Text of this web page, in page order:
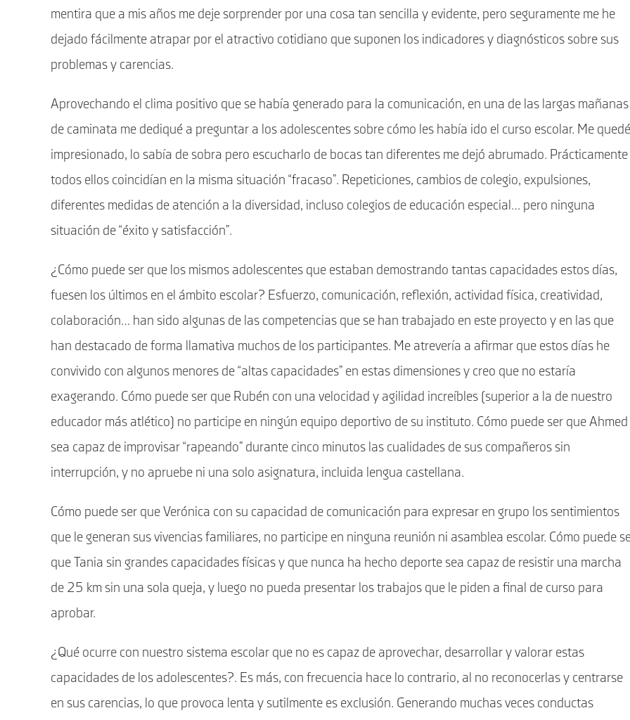
mentira que a mis años me deje sorprender por una cosa tan sencilla y evidente, pero seguramente me he
dejado fácilmente atrapar por el atractivo cotidiano que suponen los indicadores y diagnósticos sobre sus
problemas y carencias.
Aprovechando el clima positivo que se había generado para la comunicación, en una de las largas mañanas
de caminata me dediqué a preguntar a los adolescentes sobre cómo les había ido el curso escolar. Me quedé
impresionado, lo sabía de sobra pero escucharlo de bocas tan diferentes me dejó abrumado. Prácticamente
todos ellos coincidían en la misma situación “fracaso”. Repeticiones, cambios de colegio, expulsiones,
diferentes medidas de atención a la diversidad, incluso colegios de educación especial… pero ninguna
situación de “éxito y satisfacción”.
¿Cómo puede ser que los mismos adolescentes que estaban demostrando tantas capacidades estos días,
fuesen los últimos en el ámbito escolar? Esfuerzo, comunicación, reflexión, actividad física, creatividad,
colaboración… han sido algunas de las competencias que se han trabajado en este proyecto y en las que
han destacado de forma llamativa muchos de los participantes. Me atrevería a afirmar que estos días he
convivido con algunos menores de “altas capacidades” en estas dimensiones y creo que no estaría
exagerando. Cómo puede ser que Rubén con una velocidad y agilidad increíbles (superior a la de nuestro
educador más atlético) no participe en ningún equipo deportivo de su instituto. Cómo puede ser que Ahmed
sea capaz de improvisar “rapeando” durante cinco minutos las cualidades de sus compañeros sin
interrupción, y no apruebe ni una solo asignatura, incluida lengua castellana.
Cómo puede ser que Verónica con su capacidad de comunicación para expresar en grupo los sentimientos
que le generan sus vivencias familiares, no participe en ninguna reunión ni asamblea escolar. Cómo puede
que Tania sin grandes capacidades físicas y que nunca ha hecho deporte sea capaz de resistir una marcha
de 25 km sin una sola queja, y luego no pueda presentar los trabajos que le piden a final de curso para
aprobar.
¿Qué ocurre con nuestro sistema escolar que no es capaz de aprovechar, desarrollar y valorar estas
capacidades de los adolescentes?. Es más, con frecuencia hace lo contrario, al no reconocerlas y centrarse
en sus carencias, lo que provoca lenta y sutilmente es exclusión. Generando muchas veces conductas